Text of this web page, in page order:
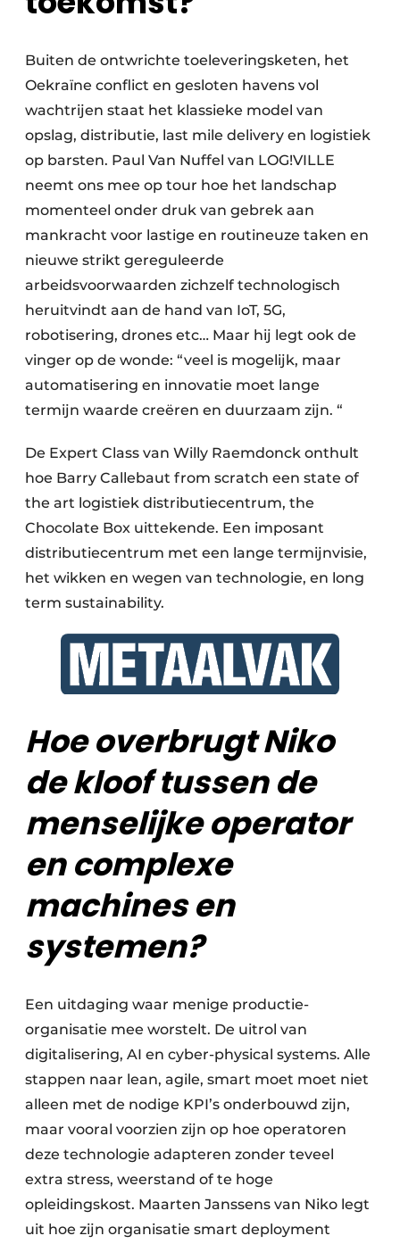
Buiten de ontwrichte toeleveringsketen, het
Oekraïne conflict en gesloten havens vol
wachtrijen staat het klassieke model van
opslag, distributie, last mile delivery en logistiek
op barsten. Paul Van Nuffel van LOG!VILLE
neemt ons mee op tour hoe het landschap
momenteel onder druk van gebrek aan
mankracht voor lastige en routineuze taken en
nieuwe strikt gereguleerde
arbeidsvoorwaarden zichzelf technologisch
heruitvindt aan de hand van IoT, 5G,
robotisering, drones etc… Maar hij legt ook de
vinger op de wonde: “veel is mogelijk, maar
automatisering en innovatie moet lange
termijn waarde creëren en duurzaam zijn. “
De Expert Class van Willy Raemdonck onthult
hoe Barry Callebaut from scratch een state of
the art logistiek distributiecentrum, the
Chocolate Box uittekende. Een imposant
distributiecentrum met een lange termijnvisie,
het wikken en wegen van technologie, en long
term sustainability.
Hoe overbrugt Niko
de kloof tussen de
menselijke operator
en complexe
machines en
systemen?
Een uitdaging waar menige productie-
organisatie mee worstelt. De uitrol van
digitalisering, AI en cyber-physical systems. Alle
stappen naar lean, agile, smart moet moet niet
alleen met de nodige KPI’s onderbouwd zijn,
maar vooral voorzien zijn op hoe operatoren
deze technologie adapteren zonder teveel
extra stress, weerstand of te hoge
opleidingskost. Maarten Janssens van Niko legt
uit hoe zijn organisatie smart deployment